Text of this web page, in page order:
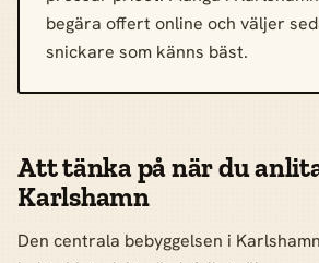
begära offert online och väljer
snickare som känns bäst.
Att tänka på när du
Karlshamn
Den centrala bebyggelsen i